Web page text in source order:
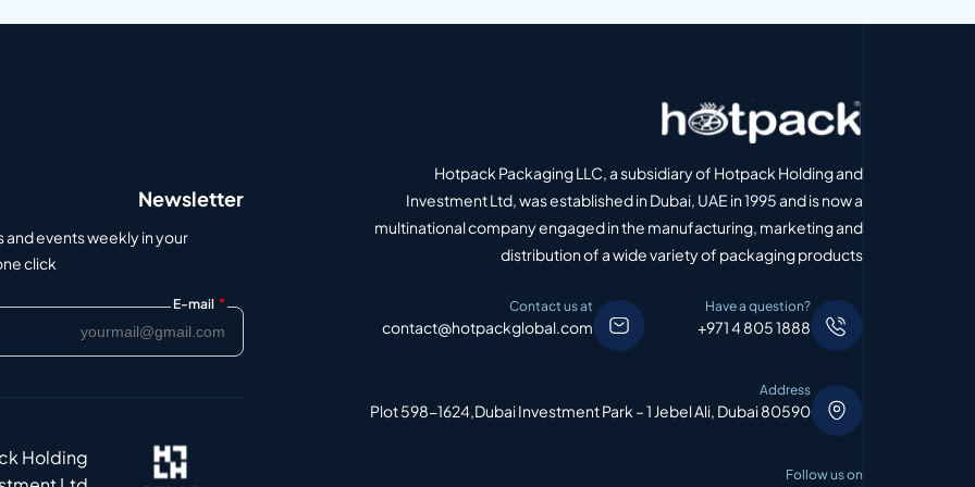
Hotpack Packaging LLC, a subsidiary of Hotpack Holding and
Investment Ltd, was established in Dubai, UAE in 1995 and is now a
multinational company engaged in the manufacturing, marketing and
distribution of a wide variety of packaging products
Have a question?
+971 4 805 1888
Contact us at
contact@hotpackglobal.com
Address
Plot 598-1624,Dubai Investment Park – 1 Jebel Ali, Dubai 80590
Follow us on
Newsletter
events weekly in your
click.
E-mail *
Holding